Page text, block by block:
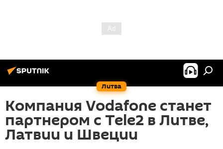
Литва
Компания Vodafone станет
партнером с Tele2 в Литве,
Латвии и Швеции